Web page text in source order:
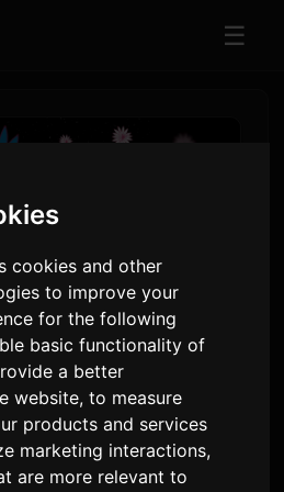
cookies and other
to improve your
for the following
basic functionality of
a better
website,to measure
products and services
marketing interactions,
are more relevant to
☰
i androp
cançó
'YOU'